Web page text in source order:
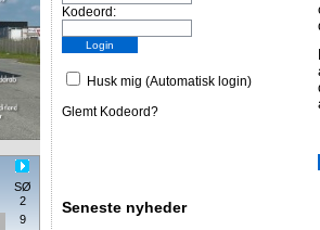
SØ
2
9
Kodeord:
Husk mig (Automatisk login)
Glemt Kodeord?
Seneste nyheder